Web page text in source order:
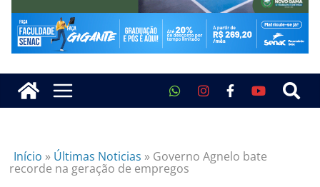
Início » Últimas Noticias » Governo Agnelo bate
recorde na geração de empregos